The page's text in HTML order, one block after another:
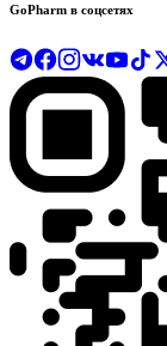
GoPharm в соцсетях